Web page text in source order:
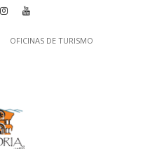
OFICINAS DE TURISMO